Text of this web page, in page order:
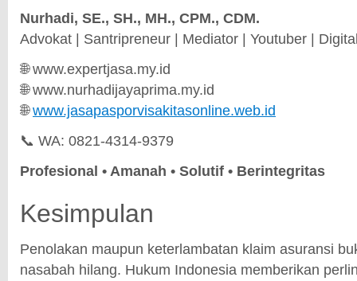
Nurhadi, SE., SH., MH., CPM., CDM.
Advokat | Santripreneur | Mediator | Youtuber |
🌐www.expertjasa.my.id
🌐www.nurhadijayaprima.my.id
🌐www.jasapasporvisakitasonline.web.id
📞 WA: 0821-4314-9379
Profesional • Amanah • Solutif • Berintegritas
Kesimpulan
Penolakan maupun keterlambatan klaim asuransi
nasabah hilang. Hukum Indonesia memberikan